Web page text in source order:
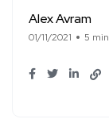
Alex Avram
01/11/2021 5